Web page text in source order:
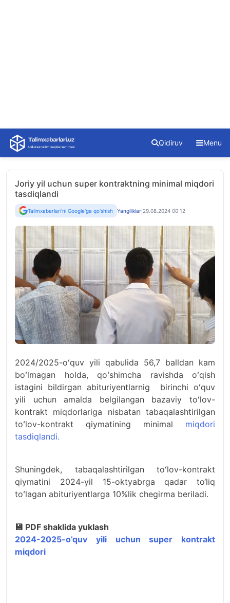
Skip
content
Qidiruv Menu
Joriy yil uchun super kontraktning minimal miqdori
tasdiqlandi
Talimxabarlari'ni Google'ga qo'shish Yangiliklar 29.08.2024 00:12
2024/2025-oʻquv yili qabulida 56,7 balldan kam
boʻlmagan holda, qoʻshimcha ravishda oʻqish
istagini bildirgan abituriyentlarnig birinchi oʻquv
yili uchun amalda belgilangan bazaviy toʻlov-
kontrakt miqdorlariga nisbatan tabaqalashtirilgan
toʻlov-kontrakt qiymatining minimal miqdori
tasdiqlandi.
Shuningdek, tabaqalashtirilgan toʻlov-kontrakt
qiymatini 2024-yil 15-oktyabrga qadar to‘liq
toʻlagan abituriyentlarga 10%lik chegirma beriladi.
💾 PDF shaklida yuklash
2024-2025-o’quv yili uchun super kontrakt
miqdori